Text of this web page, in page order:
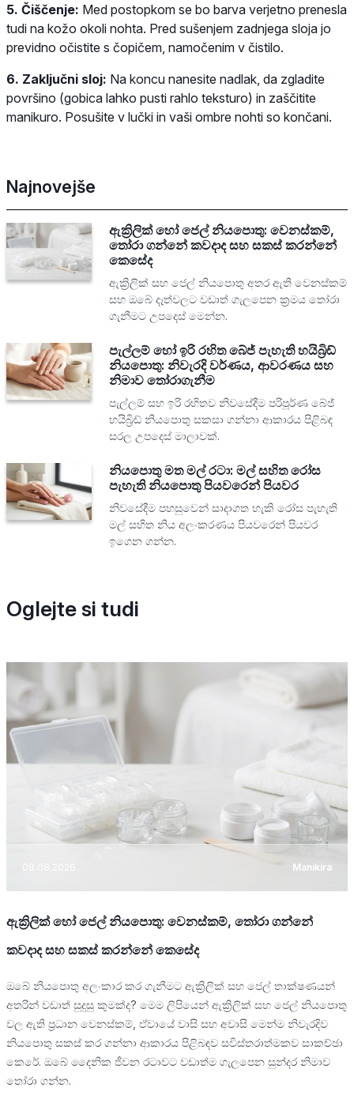
5. Čiščenje: Med postopkom se bo barva verjetno prenesla
tudi na kožo okoli nohta. Pred sušenjem zadnjega sloja jo
previdno očistite s čopičem, namočenim v čistilo.
6. Zaključni sloj: Na koncu nanesite nadlak, da zgladite
površino (gobica lahko pusti rahlo teksturo) in zaščitite
manikuro. Posušite v lučki in vaši ombre nohti so končani.
Najnovejše
ඇක්‍රිලික් හෝ ජෙල් නියපොතු: වෙනස්කම්,
තෝරා ගන්නේ කවදාද සහ සකස් කරන්නේ
කෙසේද
ඇක්‍රිලික් සහ ජෙල් නියපොතු අතර ඇති වෙනස්කම්
සහ ඔබේ දෑත්වලට වඩාත් ගැලපෙන ක්‍රමය තෝරා
ගැනීමට උපදෙස් මෙන්න.
පැල්ලම් හෝ ඉරි රහිත බේජ් පැහැති හයිබ්‍රිඩ්
නියපොතු: නිවැරදි වර්ණය, ආවරණය සහ
නිමාව තෝරාගැනීම
පැල්ලම් සහ ඉරි රහිතව නිවසේදීම පරිපූර්ණ බේජ්
හයිබ්‍රිඩ් නියපොතු සකසා ගන්නා ආකාරය පිළිබඳ
සරල උපදෙස් මාලාවක්.
නියපොතු මත මල් රටා: මල් සහිත රෝස
පැහැති නියපොතු පියවරෙන් පියවර
නිවසේදීම පහසුවෙන් සාදාගත හැකි රෝස පැහැති
මල් සහිත නිය අලංකරණය පියවරෙන් පියවර
ඉගෙන ගන්න.
Oglejte si tudi
Manikira
ඇක්‍රිලික් හෝ ජෙල් නියපොතු: වෙනස්කම්, තෝරා ගන්නේ
කවදාද සහ සකස් කරන්නේ කෙසේද
ඔබේ නියපොතු අලංකාර කර ගැනීමට ඇක්‍රිලික් සහ ජෙල් තාක්ෂණයන්
අතරින් වඩාත් සුදුසු කුමක්ද? මෙම ලිපියෙන් ඇක්‍රිලික් සහ ජෙල් නියපොතු
වල ඇති ප්‍රධාන වෙනස්කම්, ඒවායේ වාසි සහ අවාසි මෙන්ම නිවැරදිව
නියපොතු සකස් කර ගන්නා ආකාරය පිළිබඳව සවිස්තරාත්මකව සාකච්ඡා
කෙරේ. ඔබේ දෛනික ජීවන රටාවට වඩාත්ම ගැලපෙන සුන්දර නිමාව
තෝරා ගන්න.